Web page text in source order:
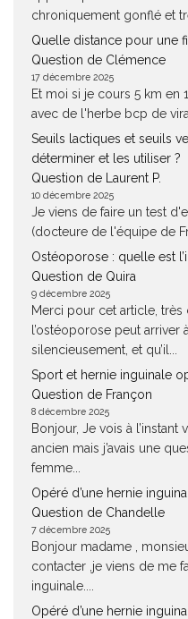
chroniquement gonflé et
Quelle distance pour une
Question de Clémence
17 décembre 2025
Et moi si je cours 5 km en
avec de l'herbe bcp de
Seuils lactiques et seuils
déterminer et les utiliser ?
Question de Laurent P.
10 décembre 2025
Je viens de faire un test
(docteure de l'équipe de
Ostéoporose : quelle est
Question de Quira
9 décembre 2025
Merci pour cet article, très
l’ostéoporose peut arriver
silencieusement, et qu’il...
Sport et hernie inguinale
Question de Françon
8 décembre 2025
Bonjour, Je vois à
ancien mais j’avais une
femme...
Opéré d’une hernie
Question de Chandelle
7 décembre 2025
Bonjour madame ,
contacter ,je viens de me
inguinale....
Opéré d’une hernie